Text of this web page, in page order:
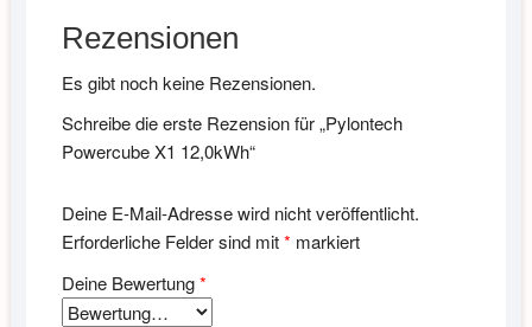
Rezensionen
Es gibt noch keine Rezensionen.
Schreibe die erste Rezension für „Pylontech
Powercube X1 12,0kWh“
Deine E-Mail-Adresse wird nicht veröffentlicht.
Erforderliche Felder sind mit* markiert
Deine Bewertung*